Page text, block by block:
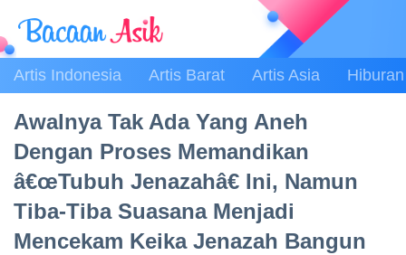
Artis Indonesia Artis Barat Artis Asia Hiburan
Awalnya Tak Ada Yang Aneh
Dengan Proses Memandikan
â€œTubuh Jenazahâ€ Ini, Namun
Tiba-Tiba Suasana Menjadi
Mencekam Keika Jenazah Bangun